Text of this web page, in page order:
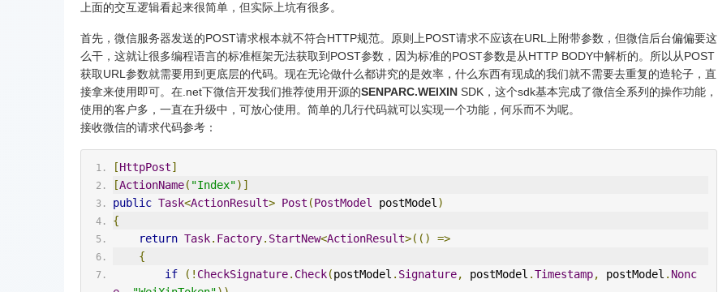
上面的交互逻辑看起来很简单，但实际上坑有很多。
首先，微信服务器发送的POST请求根本就不符合HTTP规范。原则上POST请求不应该在URL上附带参数，但微信后台偏偏要这
么干，这就让很多编程语言的标准框架无法获取到POST参数，因为标准的POST参数是从HTTP BODY中解析的。所以从POST
获取URL参数就需要用到更底层的代码。现在无论做什么都讲究的是效率，什么东西有现成的我们就不需要去重复的造轮子，直
接拿来使用即可。在.net下微信开发我们推荐使用开源的SENPARC.WEIXINSDK，这个sdk基本完成了微信全系列的操作功能，
使用的客户多，一直在升级中，可放心使用。简单的几行代码就可以实现一个功能，何乐而不为呢。
接收微信的请求代码参考：
[HttpPost]
[ActionName( "Index")]
public Task<ActionResult> Post (PostModel postModel )
{
return Task. Factory. StartNew<ActionResult>(()
=>
{
if
(! CheckSignature. Check(postModel . Signature, postModel .Timestamp, postModel . Nonc